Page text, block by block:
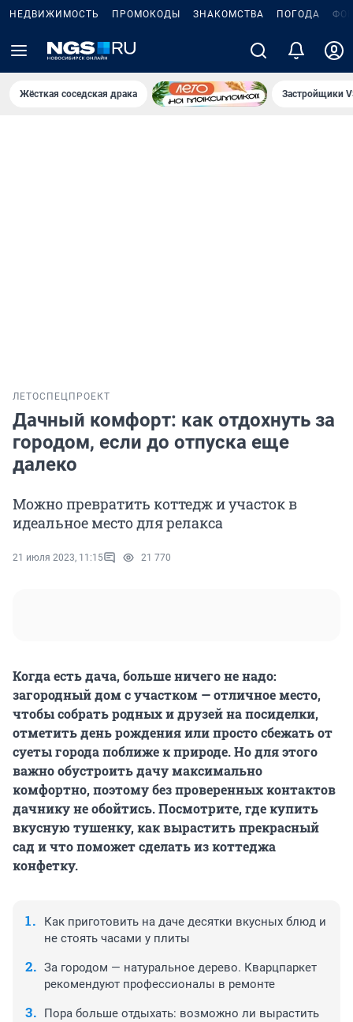
НЕДВИЖИМОСТЬ ПРОМОКОДЫ ЗНАКОМСТВА ПОГОДА
Жёсткая соседская драка Застройщики
ЛЕТОСПЕЦПРОЕКТ
Дачный комфорт: как отдохнуть за
городом, если до отпуска еще
далеко
Можно превратить коттедж и участок в
идеальное место для релакса
21 июля 2023, 11:15 21 770
Когда есть дача, больше ничего не надо:
загородный дом с участком — отличное место,
чтобы собрать родных и друзей на посиделки,
отметить день рождения или просто сбежать от
суеты города поближе к природе. Но для этого
важно обустроить дачу максимально
комфортно, поэтому без проверенных контактов
дачнику не обойтись. Посмотрите, где купить
вкусную тушенку, как вырастить прекрасный
сад и что поможет сделать из коттеджа
конфетку.
Как приготовить на даче десятки вкусных блюд и
не стоять часами у плиты
За городом — натуральное дерево. Кварцпаркет
рекомендуют профессионалы в ремонте
Пора больше отдыхать: возможно ли вырастить